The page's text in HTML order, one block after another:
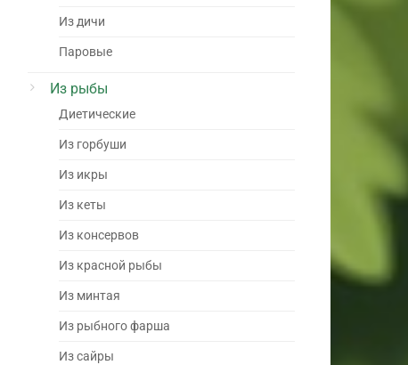
Из дичи
Паровые
Из рыбы
Диетические
Из горбуши
Из икры
Из кеты
Из консервов
Из красной рыбы
Из минтая
Из рыбного фарша
Из сайры